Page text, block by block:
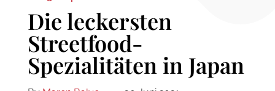
Die leckersten
Streetfood-
Spezialitäten in Japan